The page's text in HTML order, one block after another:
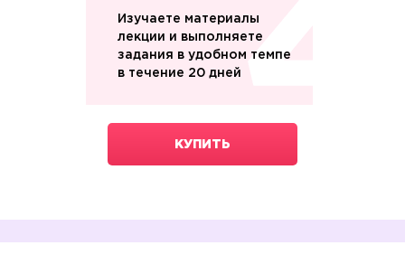
Изучаете материалы
лекции и выполняете
задания в удобном темпе
в течение 20 дней
КУПИТЬ